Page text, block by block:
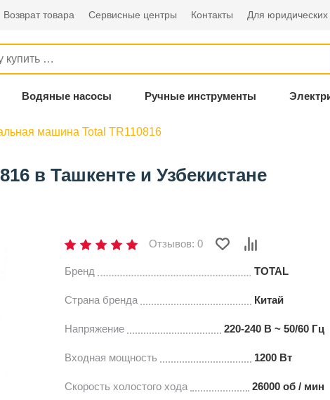
Возврат товара Сервисные центры Контакты Для
Водяные насосы Ручные инструменты
машина Total TR110816
в Ташкенте и Узбекистане
Отзывов: 0
Бренд TOTAL
Страна бренда Китай
Напряжение 220-240 В ~ 50/60 Гц
Входная мощность 1200 Вт
Скорость холостого хода 26000 об / мин